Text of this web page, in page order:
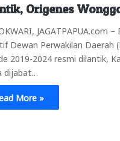
Origenes
JAGATPAPUA.com
Dewan Perwakilan Daerah
2019-2024 resmi dilantik,
dijabat…
More »